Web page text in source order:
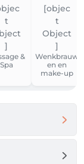
&
Spa
Wenkbrauw
en en
make-up